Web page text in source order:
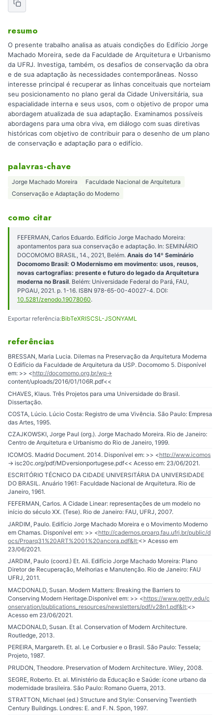
resumo
O presente trabalho analisa as atuais condições do Edifício Jorge
Machado Moreira, sede da Faculdade de Arquitetura e Urbanismo
da UFRJ. Investiga, também, os desafios de conservação da obra
e de sua adaptação às necessidades contemporâneas. Nosso
interesse principal é recuperar as linhas conceituais que norteiam
seu posicionamento no plano geral da Cidade Universitária, sua
espacialidade interna e seus usos, com o objetivo de propor uma
abordagem atualizada de sua adaptação. Examinamos possíveis
abordagens para uma obra viva, em diálogo com suas diretivas
históricas com objetivo de contribuir para o desenho de um plano
de conservação e adaptação para o edifício.
palavras-chave
Jorge Machado Moreira
Faculdade Nacional de Arquitetura
Conservação e Adaptação do Moderno
como citar
FEFERMAN, Carlos Eduardo. Edifício Jorge Machado Moreira:
apontamentos para sua conservação e adaptação. In: SEMINÁRIO
DOCOMOMO BRASIL, 14., 2021, Belém. Anais do 14º Seminário
Docomomo Brasil: O Modernismo em movimento: usos, reusos,
novas cartografias: presente e futuro do legado da Arquitetura
moderna no Brasil. Belém: Universidade Federal do Pará, FAU,
PPGAU, 2021. p. 1-16. ISBN 978-65-00-40027-4. DOI:
10.5281/zenodo.19078060.
Exportar referência:BibTeXRISCSL-JSONYAML
referências
BRESSAN, Maria Lucia. Dilemas na Preservação da Arquitetura Moderna
O Edifício da Faculdade de Arquitetura da USP. Docomomo 5. Disponível
em: >> <http://docomomo.org.br/wp-
content/uploads/2016/01/106R.pdf<<
CHAVES, Klaus. Três Projetos para uma Universidade do Brasil.
Dissertação.
COSTA, Lúcio. Lúcio Costa: Registro de uma Vivência. São Paulo: Empresa
das Artes, 1995.
CZAJKOWSKI, Jorge Paul (org.). Jorge Machado Moreira. Rio de Janeiro:
Centro de Arquitetura e Urbanismo do Rio de Janeiro, 1999.
ICOMOS. Madrid Document. 2014. Disponível em: >> <http://www.icomos
-> isc20c.org/pdf/MDversionportugese.pdf<< Acesso em: 23/06/2021.
ESCRITÓRIO TÉCNICO DA CIDADE UNIVERSITÁRIA DA UNIVERSIDADE
DO BRASIL. Anuário 1961: Faculdade Nacional de Arquitetura. Rio de
Janeiro, 1961.
FEFERMAN, Carlos. A Cidade Linear: representações de um modelo no
início do século XX. (Tese). Rio de Janeiro: FAU, UFRJ, 2007.
JARDIM, Paulo. Edifício Jorge Machado Moreira e o Movimento Moderno
em Chamas. Disponível em: >> <http://cadernos.proarq.fau.ufrj.br/public/d
ocs/Proarq31%20ART%2001%20ancora.pdf&lt;<> Acesso em
23/06/2021.
JARDIM, Paulo (coord.) Et. Ali. Edifício Jorge Machado Moreira: Plano
Diretor de Recuperação, Melhorias e Manutenção. Rio de Janeiro: FAU
UFRJ, 2011.
MACDONALD, Susan. Modern Matters: Breaking the Barriers to
Conserving Modern Heritage.Disponível em: >> <https://www.getty.edu/c
onservation/publications_resources/newsletters/pdf/v28n1.pdf&lt;<>
Acesso em 23/06/2021.
MACDONALD, Susan. Et al. Conservation of Modern Architecture.
Routledge, 2013.
PEREIRA, Margareth. Et. al. Le Corbusier e o Brasil. São Paulo: Tessela;
Projeto, 1987.
PRUDON, Theodore. Preservation of Modern Architecture. Wiley, 2008.
SEGRE, Roberto. Et. al. Ministério da Educação e Saúde: ícone urbano da
modernidade brasileira. São Paulo: Romano Guerra, 2013.
STRATTON, Michael (ed.) Structure and Style: Conserving Twentieth
Century Buildings. Londres: E. and F. N. Spon, 1997.